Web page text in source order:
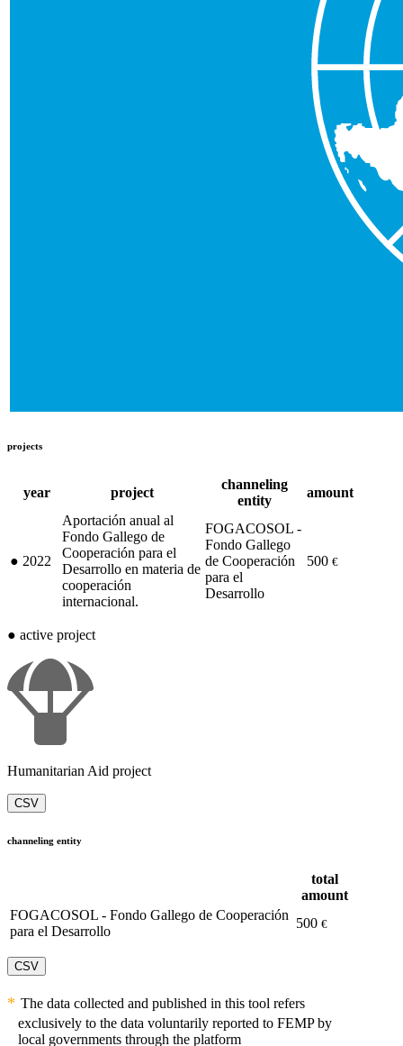
projects
year project
channeling
entity
amount
● 2022
Aportación anual al
Fondo Gallego de
Cooperación para el
Desarrollo en materia de
cooperación
internacional.
FOGACOSOL -
Fondo Gallego
de Cooperación
para el
Desarrollo
500 €
● active project
Humanitarian Aid project
CSV
channeling entity
total
amount
FOGACOSOL - Fondo Gallego de Cooperación
para el Desarrollo
500 €
CSV
The data collected and published in this tool refers
exclusively to the data voluntarily reported to FEMP by
local governments through the platform